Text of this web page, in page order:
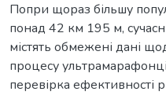
Попри щораз більшу
понад 42 км 195 м,
містять обмежені дані
процесу
перевірка ефективності